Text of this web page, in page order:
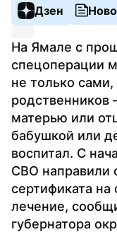
Дзен
На Ямале с
спецоперации
не только
родственников
матерью или
бабушкой или
воспитал. С
СВО направили
сертификата на
лечение,
губернатора